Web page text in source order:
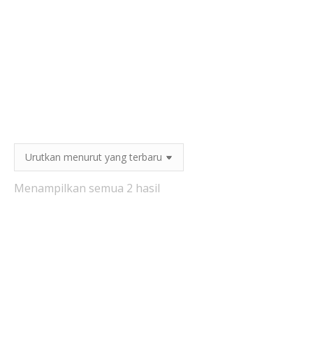
Menampilkan semua 2 hasil